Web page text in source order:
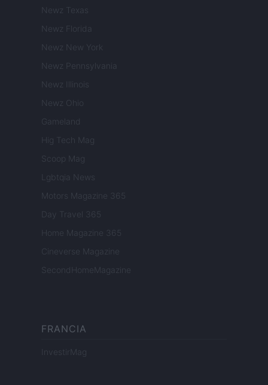
Newz Texas
Newz Florida
Newz New York
Newz Pennsylvania
Newz Illinois
Newz Ohio
Gameland
Hig Tech Mag
Scoop Mag
Lgbtqia News
Motors Magazine 365
Day Travel 365
Home Magazine 365
Cineverse Magazine
SecondHomeMagazine
FRANCIA
InvestirMag